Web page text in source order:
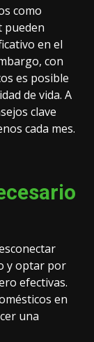
como
pueden
en el
con
es posible
de vida. A
clave
cada mes.
y optar por
efectivas.
en
una